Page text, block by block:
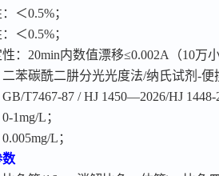
＜0.5%；
＜0.5%；
： 20min内数值漂移≤0.002A（10万
苯碳酰二肼分光光度法/纳氏试剂-便
GB/T7467-87 / HJ 1450—2026/HJ 1448-
0-1mg/L；
0.005mg/L；
数